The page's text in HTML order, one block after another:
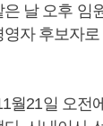
날 오후 임
자 후보자
월21일 오전